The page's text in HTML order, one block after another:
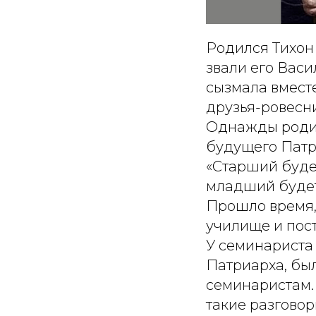
Родился
звали его
сызмала
друзья-
Однажды
будущего
«Старший
младший
Прошло
училище и
У
Патриарха,
такие